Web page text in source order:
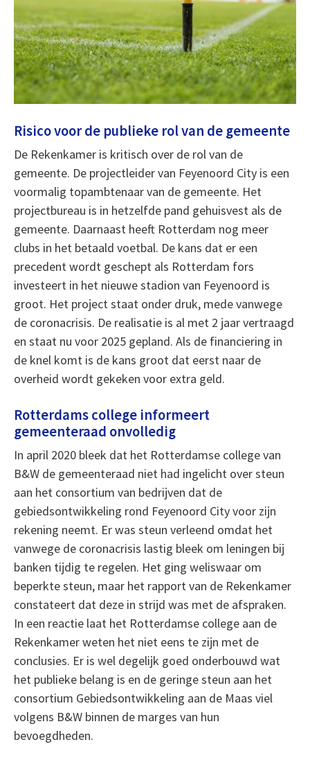
Risico voor de publieke rol van de gemeente
De Rekenkamer is kritisch over de rol van de
gemeente. De projectleider van Feyenoord City is een
voormalig topambtenaar van de gemeente. Het
projectbureau is in hetzelfde pand gehuisvest als de
gemeente. Daarnaast heeft Rotterdam nog meer
clubs in het betaald voetbal. De kans dat er een
precedent wordt geschept als Rotterdam fors
investeert in het nieuwe stadion van Feyenoord is
groot. Het project staat onder druk, mede vanwege
de coronacrisis. De realisatie is al met 2 jaar vertraagd
en staat nu voor 2025 gepland. Als de financiering in
de knel komt is de kans groot dat eerst naar de
overheid wordt gekeken voor extra geld.
Rotterdams college informeert
gemeenteraad onvolledig
In april 2020 bleek dat het Rotterdamse college van
B&W de gemeenteraad niet had ingelicht over steun
aan het consortium van bedrijven dat de
gebiedsontwikkeling rond Feyenoord City voor zijn
rekening neemt. Er was steun verleend omdat het
vanwege de coronacrisis lastig bleek om leningen bij
banken tijdig te regelen. Het ging weliswaar om
beperkte steun, maar het rapport van de Rekenkamer
constateert dat deze in strijd was met de afspraken.
In een reactie laat het Rotterdamse college aan de
Rekenkamer weten het niet eens te zijn met de
conclusies. Er is wel degelijk goed onderbouwd wat
het publieke belang is en de geringe steun aan het
consortium Gebiedsontwikkeling aan de Maas viel
volgens B&W binnen de marges van hun
bevoegdheden.